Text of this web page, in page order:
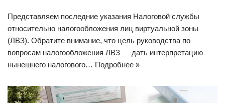
Представляем последние указания Налоговой службы
относительно налогообложения лиц виртуальной зоны
(ЛВЗ). Обратите внимание, что цель руководства по
вопросам налогообложения ЛВЗ — дать интерпретацию
нынешнего налогового… Подробнее »